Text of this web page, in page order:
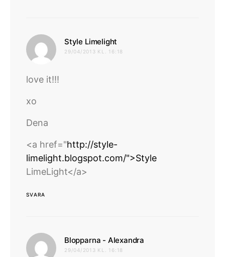
Style Limelight
29/04/2013 KL. 16:18
love it!!!
xo
Dena
<a href="http://style-
limelight.blogspot.com/">Style
LimeLight</a>
SVARA
Blopparna - Alexandra
29/04/2013 KL. 16:18